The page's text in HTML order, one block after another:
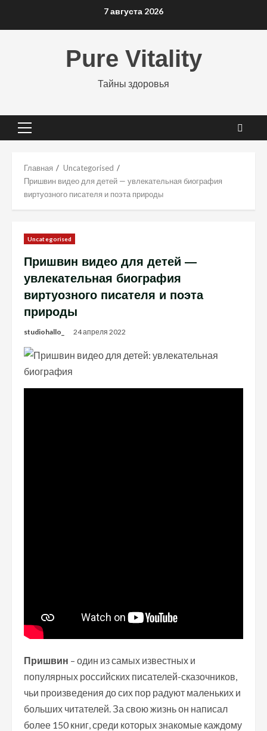
7 августа 2026
Pure Vitality
Тайны здоровья
Основное
Главная
Uncategorised
Пришвин видео для детей — увлекательная биография
виртуозного писателя и поэта природы
Uncategorised
Пришвин видео для детей —
увлекательная биография
виртуозного писателя и поэта
природы
studiohallo_ 24 апреля 2022
Пришвин – один из самых известных и
популярных российских писателей-сказочников,
чьи произведения до сих пор радуют маленьких и
больших читателей. За свою жизнь он написал
более 150 книг, среди которых знакомые каждому